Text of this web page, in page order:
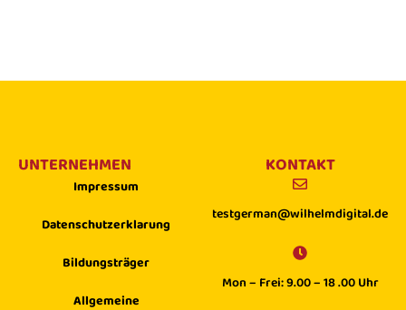
UNTERNEHMEN
Impressum
Datenschutzerklarung
Bildungsträger
Allgemeine
KONTAKT
testgerman@wilhelmdigital.de
Mon – Frei: 9.00 – 18 .00 Uhr